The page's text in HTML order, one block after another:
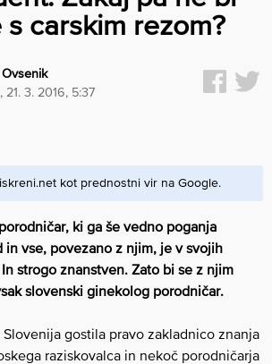
carskim rezom?
21. 3. 2016, 5:37
kot prednostni vir na Google.
ki ga še vedno poganja
in vse, povezano z njim, je v svojih
strogo znanstven. Zato bi se z njim
slovenski ginekolog porodničar.
gostila pravo zakladnico znanja
raziskovalca in nekoč porodničarja